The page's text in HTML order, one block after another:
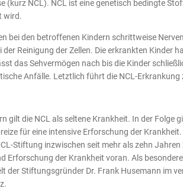
(kurz NCL). NCL ist eine genetisch bedingte
wird.
bei den betroffenen Kindern schrittweise
Reinigung der Zellen. Die erkrankten Kinder
das Sehvermögen nach bis die Kinder
Anfälle. Letztlich führt die NCL-Erkrankung
gilt die NCL als seltene Krankheit. In der Folge
für eine intensive Erforschung der Krankheit.
Stiftung inzwischen seit mehr als zehn Jahren
Erforschung der Krankheit voran. Als
der Stiftungsgründer Dr. Frank Husemann im